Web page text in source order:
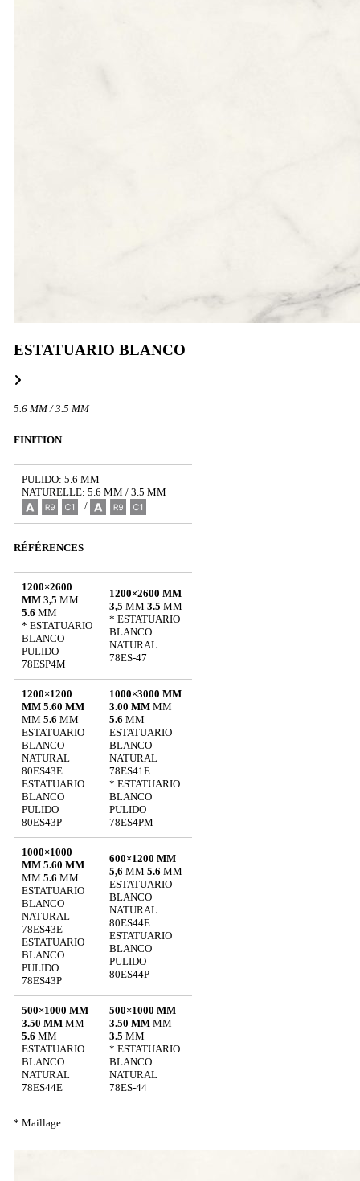
ESTATUARIO BLANCO
5.6 MM / 3.5 MM
FINITION
PULIDO: 5.6 MM
NATURELLE: 5.6 MM / 3.5 MM
/
RÉFÉRENCES
1200×2600
MM 3,5 MM
5.6 MM
* ESTATUARIO
BLANCO
PULIDO
78ESP4M
1200×2600 MM
3,5 MM 3.5 MM
* ESTATUARIO
BLANCO
NATURAL
78ES-47
1200×1200
MM 5.60 MM
MM 5.6 MM
ESTATUARIO
BLANCO
NATURAL
80ES43E
ESTATUARIO
BLANCO
PULIDO
80ES43P
1000×3000 MM
3.00 MMMM
5.6 MM
ESTATUARIO
BLANCO
NATURAL
78ES41E
* ESTATUARIO
BLANCO
PULIDO
78ES4PM
1000×1000
MM 5.60 MM
MM 5.6 MM
ESTATUARIO
BLANCO
NATURAL
78ES43E
ESTATUARIO
BLANCO
PULIDO
78ES43P
600×1200 MM
5,6 MM 5.6 MM
ESTATUARIO
BLANCO
NATURAL
80ES44E
ESTATUARIO
BLANCO
PULIDO
80ES44P
500×1000 MM
3.50 MMMM
5.6 MM
ESTATUARIO
BLANCO
NATURAL
78ES44E
500×1000 MM
3.50 MMMM
3.5 MM
* ESTATUARIO
BLANCO
NATURAL
78ES-44
* Maillage